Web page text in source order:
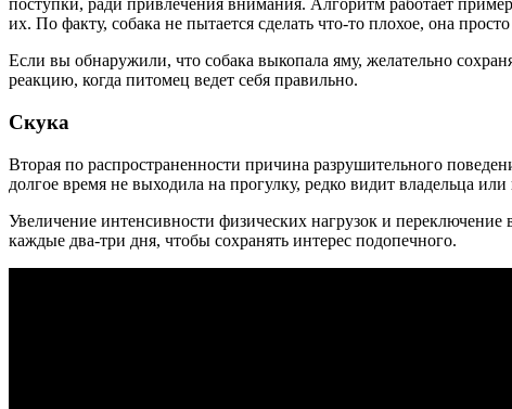
поступки, ради привлечения внимания. Алгоритм работает
их. По факту, собака не пытается сделать что-то плохое, она
Если вы обнаружили, что собака выкопала яму, желательно
реакцию, когда питомец ведет себя правильно.
Скука
Вторая по распространенности причина разрушительного
долгое время не выходила на прогулку, редко видит владельца
Увеличение интенсивности физических нагрузок и
каждые два-три дня, чтобы сохранять интерес подопечного.